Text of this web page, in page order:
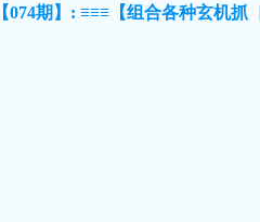
【074期】: ≡≡≡【组合各种玄机